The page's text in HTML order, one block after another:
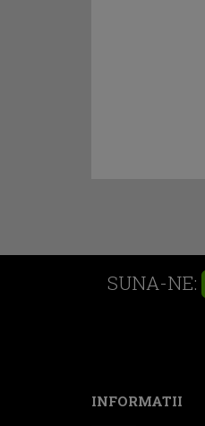
SUNA-NE:
INFORMATII